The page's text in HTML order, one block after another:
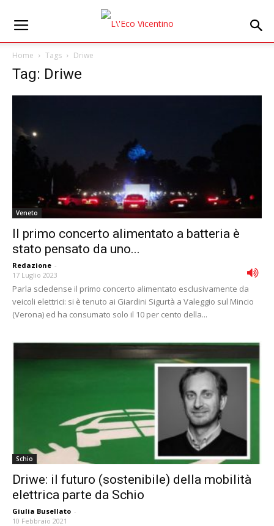
Home Tags Driwe
Tag: Driwe
Veneto
Il primo concerto alimentato a batteria è
stato pensato da uno...
Redazione -
17 Luglio 2023
Parla scledense il primo concerto alimentato esclusivamente da
veicoli elettrici: si è tenuto ai Giardini Sigurtà a Valeggio sul Mincio
(Verona) ed ha consumato solo il 10 per cento della...
Schio
Driwe: il futuro (sostenibile) della mobilità
elettrica parte da Schio
Giulia Busellato -
10 Febbraio 2021